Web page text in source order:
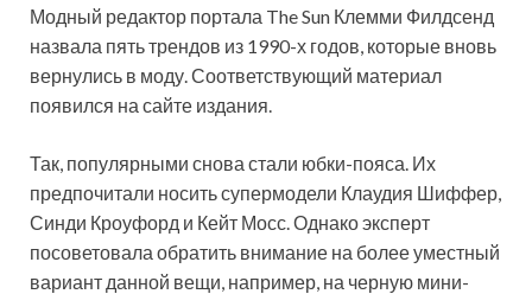
Модный редактор портала The Sun Клемми Филдсенд
назвала пять трендов из 1990-х годов, которые вновь
вернулись в моду. Соответствующий материал
появился на сайте издания.
Так, популярными снова стали юбки-пояса. Их
предпочитали носить супермодели Клаудия Шиффер,
Синди Кроуфорд и Кейт Мосс. Однако эксперт
посоветовала обратить внимание на более уместный
вариант данной вещи, например, на черную мини-